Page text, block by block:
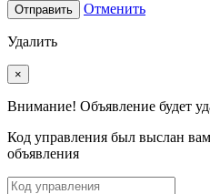
Отправить Отменить
Удалить
×
Внимание! Объявление будет
Код управления был выслан
объявления